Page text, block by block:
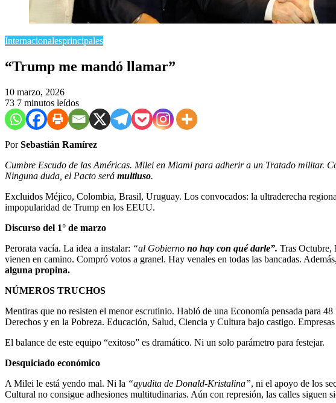
Internacionalesprincipales
“Trump me mandó llamar”
10 marzo, 2026
73 7 minutos leídos
PorSebastián Ramírez
Cumbre Escudo de las Américas. Milei en Miami para adherir a un Tratado militar.
Ninguna duda, el Pacto será multiuso.
Excluidos Méjico, Colombia, Brasil, Uruguay. Los convocados: la ultraderecha
impopularidad de Trump en los EEUU.
Discurso del 1° de marzo
Perorata vacía. La idea a instalar: “al Gobierno no hay con qué darle”. Tras Octubre,
vienen en camino. Compró votos a granel. Hay venales en todas las bancadas.
alguna propina.
NÚMEROS TRUCHOS
Mentiras que no resisten el menor escrutinio. Habló de una Economía pensada para
Derechos y en la Pobreza. Educación, Salud, Ciencia y Cultura bajo castigo.
El balance de este equipo “exitoso” es dramático. Ni un solo parámetro para festejar.
Desquiciado económico
A Milei le está yendo mal. Ni la “ayudita de Donald-Kristalina”, ni el apoyo de los
Cultural no consigue adhesiones multitudinarias. Aún con represión, las calles siguen